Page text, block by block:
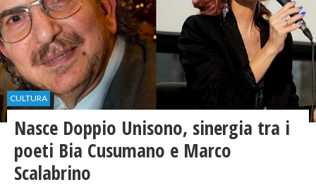
CULTURA
Nasce Doppio Unisono, sinergia tra i
poeti Bia Cusumano e Marco
Scalabrino